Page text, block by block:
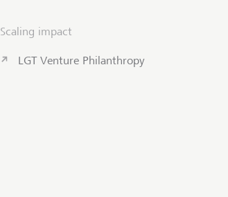
Scaling impact
LGT Venture Philanthropy